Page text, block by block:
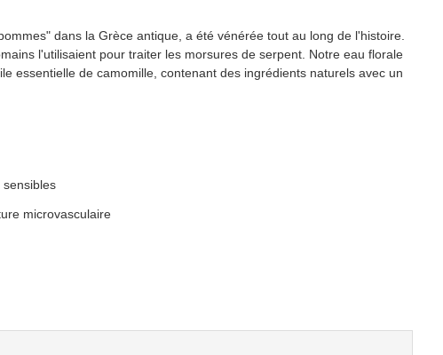
dans la Grèce antique, a été vénérée tout au long de l'histoire.
l'utilisaient pour traiter les morsures de serpent. Notre eau florale
essentielle de camomille, contenant des ingrédients naturels avec un
microvasculaire